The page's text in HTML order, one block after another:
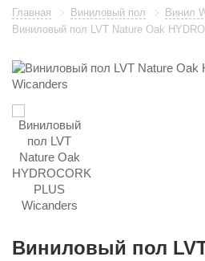
Главная Виниловый пол
Винил
Виниловый пол LVT Nature Oak
Виниловый пол